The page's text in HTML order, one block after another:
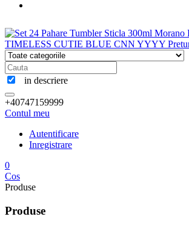
in descriere
+40747159999
Contul meu
Autentificare
Inregistrare
0
Cos
Produse
Produse